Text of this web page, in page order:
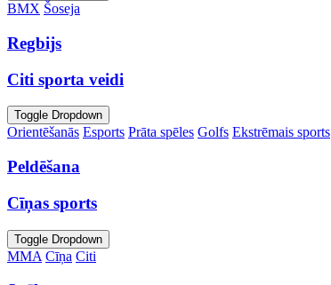
BMX Šoseja
Regbijs
Citi sporta veidi
Toggle Dropdown
Orientēšanās Esports Prāta spēles Golfs Ekstrēmais sports
Peldēšana
Cīņas sports
Toggle Dropdown
MMA Cīņa Citi